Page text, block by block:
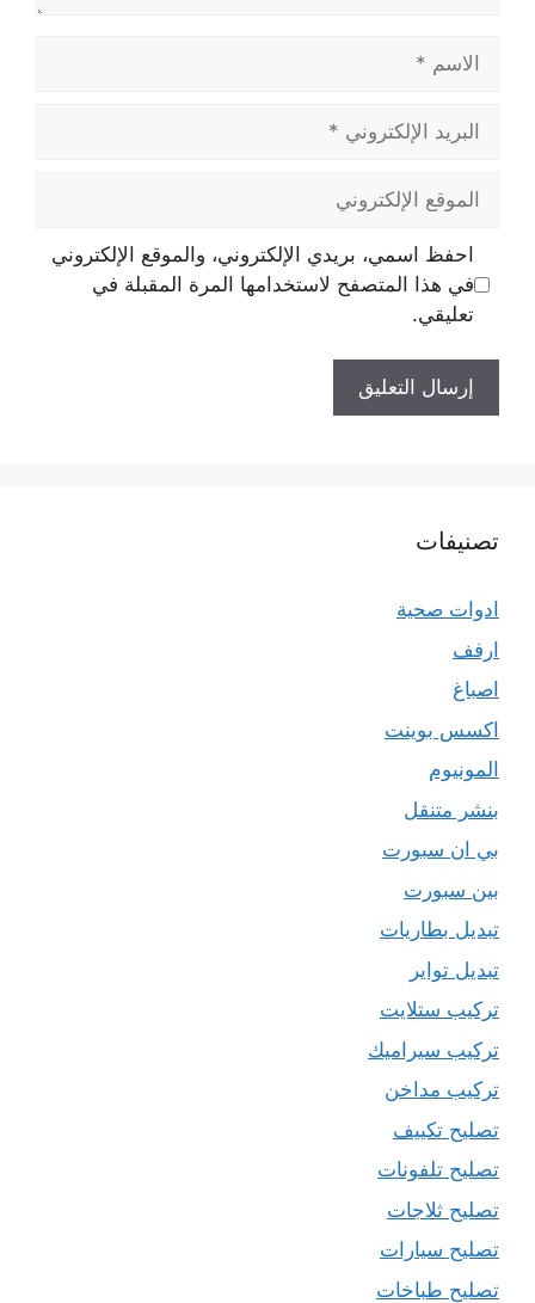
الإلكتروني
الإلكتروني
احفظ اسمي، بريدي الإلكتروني، والموقع الإلكتروني
في هذا المتصفح لاستخدامها المرة المقبلة في
تعليقي.
تصنيفات
ادوات صحية
ارفف
اصباغ
اكسس بوينت
المونيوم
بنشر متنقل
بي ان سبورت
بين سبورت
تبديل بطاريات
تبديل تواير
تركيب ستلايت
تركيب سيراميك
تركيب مداخن
تصليح تكييف
تصليح تلفونات
تصليح ثلاجات
تصليح سيارات
تصليح طباخات